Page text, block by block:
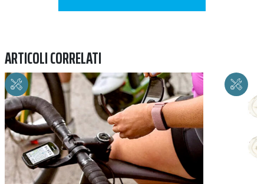
ARTICOLI CORRELATI